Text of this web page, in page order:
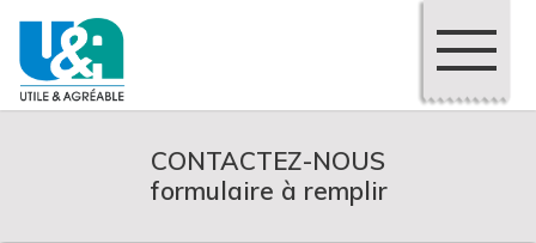
CONTACTEZ-NOUS
formulaire à remplir